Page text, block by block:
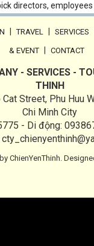
directors, employees
TRAVEL SERVICES
& EVENT CONTACT
- SERVICES -
THINH
Street, Phu Huu
Chi Minh City
- Di động:
ChienYenThinh.